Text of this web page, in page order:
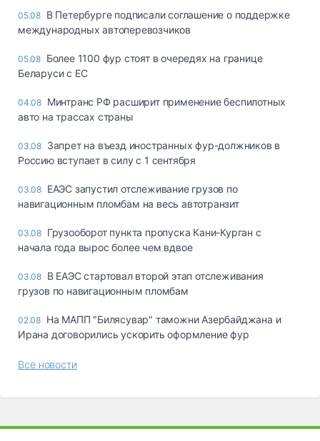
05.08 В Петербурге подписали соглашение о поддержке
международных автоперевозчиков
05.08 Более 1100 фур стоят в очередях на границе
Беларуси с ЕС
04.08 Минтранс РФ расширит применение беспилотных
авто на трассах страны
03.08 Запрет на въезд иностранных фур-должников в
Россию вступает в силу с 1 сентября
03.08 ЕАЭС запустил отслеживание грузов по
навигационным пломбам на весь автотранзит
03.08 Грузооборот пункта пропуска Кани-Курган с
начала года вырос более чем вдвое
03.08 В ЕАЭС стартовал второй этап отслеживания
грузов по навигационным пломбам
02.08 На МАПП "Билясувар" таможни Азербайджана и
Ирана договорились ускорить оформление фур
Все новости